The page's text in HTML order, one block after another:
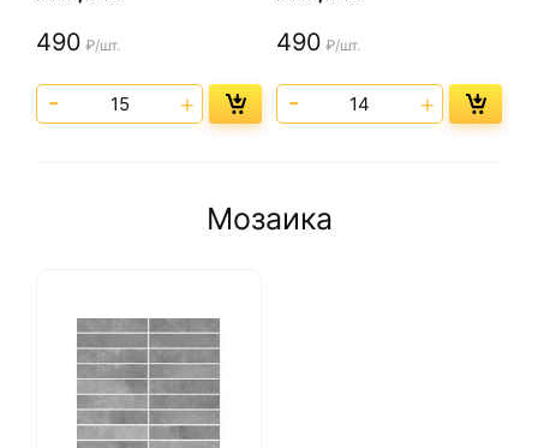
490 ₽/шт. 490 ₽/шт.
Мозаика